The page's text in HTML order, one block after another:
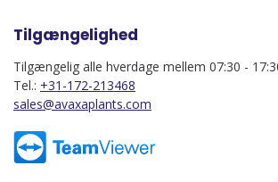
Tilgængelighed
Tilgængelig alle hverdage mellem 07:30 -
Tel.: +31-172-213468
sales@avaxaplants.com